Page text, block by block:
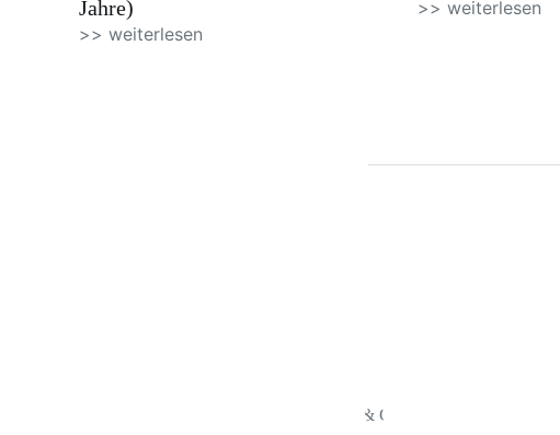
Jahre)
>> weiterlesen
>> weiterlesen